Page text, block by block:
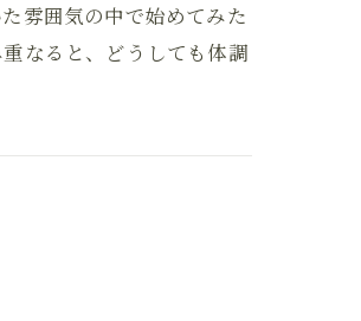
雰囲気の中で始めてみた
なると、どうしても体調